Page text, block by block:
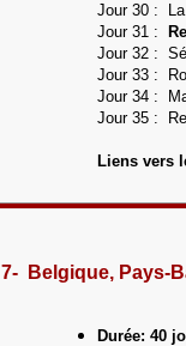
Jour 30 :
Jour 31 :
Jour 32 :
Jour 33 :
Jour 34 :
Jour 35 :
Liens vers
7- Belgique, Pays-
Durée: 40